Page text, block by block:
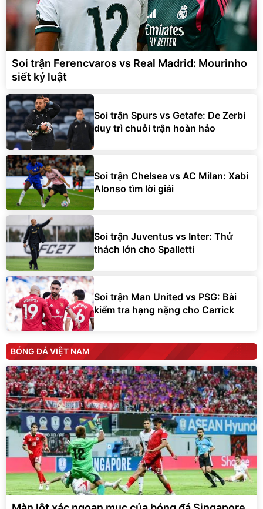
Soi trận Ferencvaros vs Real Madrid: Mourinho
siết kỷ luật
Soi trận Spurs vs Getafe: De Zerbi
duy trì chuỗi trận hoàn hảo
Soi trận Chelsea vs AC Milan: Xabi
Alonso tìm lời giải
Soi trận Juventus vs Inter: Thử
thách lớn cho Spalletti
Soi trận Man United vs PSG: Bài
kiểm tra hạng nặng cho Carrick
BÓNG ĐÁ VIỆT NAM